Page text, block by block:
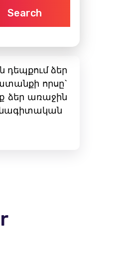
Search
դեպքում ձեր
որսը`
ձեր առաջին